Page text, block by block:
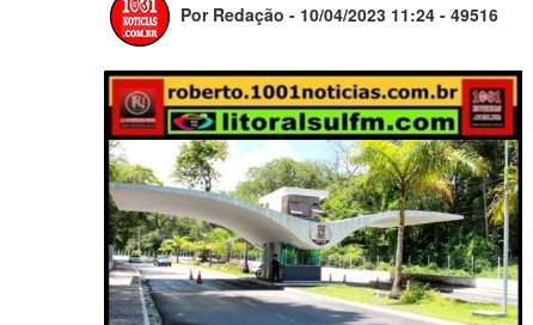
Por Redação - 10/04/2023 11:24 - 49516